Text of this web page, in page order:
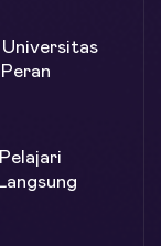
Universitas